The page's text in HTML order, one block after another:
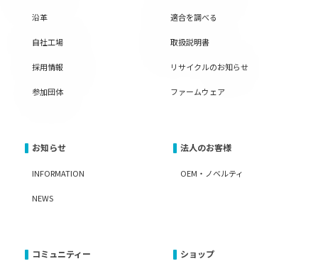
沿革
自社工場
採用情報
参加団体
適合を調べる
取扱説明書
リサイクルのお知らせ
ファームウェア
お知らせ
INFORMATION
NEWS
法人のお客様
OEM・ノベルティ
コミュニティー ショップ